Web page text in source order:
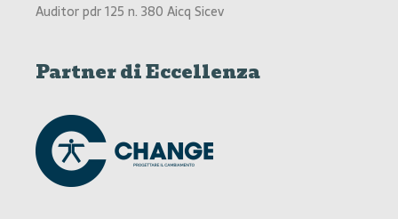
Auditor pdr 125 n. 380 Aicq Sicev
Partner di Eccellenza